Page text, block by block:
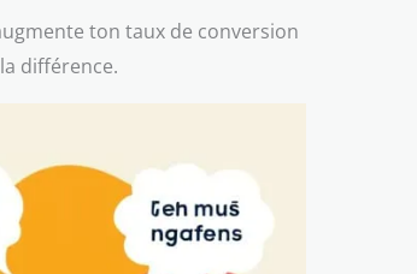
ton taux de conversion
différence.